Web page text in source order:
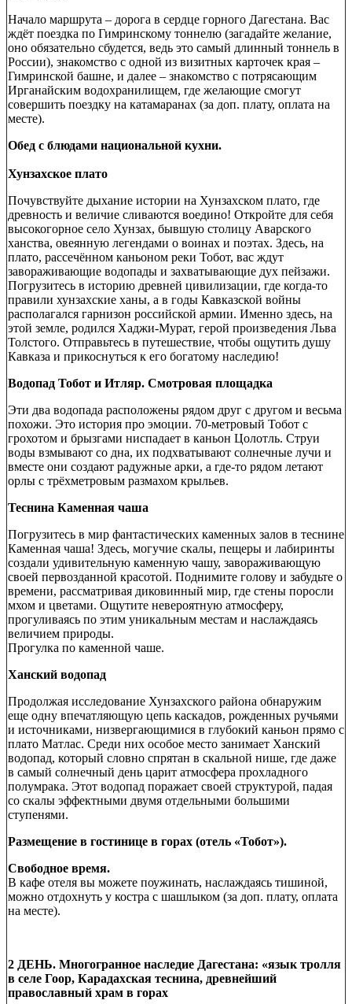
Начало маршрута – дорога в сердце горного Дагестана. Вас
ждёт поездка по Гимринскому тоннелю (загадайте желание,
оно обязательно сбудется, ведь это самый длинный тоннель в
России), знакомство с одной из визитных карточек края –
Гимринской башне, и далее – знакомство с потрясающим
Ирганайским водохранилищем, где желающие смогут
совершить поездку на катамаранах (за доп. плату, оплата на
месте).
Обед с блюдами национальной кухни.
Хунзахское плато
Почувствуйте дыхание истории на Хунзахском плато, где
древность и величие сливаются воедино! Откройте для себя
высокогорное село Хунзах, бывшую столицу Аварского
ханства, овеянную легендами о воинах и поэтах. Здесь, на
плато, рассечённом каньоном реки Тобот, вас ждут
завораживающие водопады и захватывающие дух пейзажи.
Погрузитесь в историю древней цивилизации, где когда-то
правили хунзахские ханы, а в годы Кавказской войны
располагался гарнизон российской армии. Именно здесь, на
этой земле, родился Хаджи-Мурат, герой произведения Льва
Толстого. Отправьтесь в путешествие, чтобы ощутить душу
Кавказа и прикоснуться к его богатому наследию!
Водопад Тобот и Итляр. Смотровая площадка
Эти два водопада расположены рядом друг с другом и весьма
похожи. Это история про эмоции. 70-метровый Тобот с
грохотом и брызгами ниспадает в каньон Цолотль. Струи
воды взмывают со дна, их подхватывают солнечные лучи и
вместе они создают радужные арки, а где-то рядом летают
орлы с трёхметровым размахом крыльев.
Теснина Каменная чаша
Погрузитесь в мир фантастических каменных залов в теснине
Каменная чаша! Здесь, могучие скалы, пещеры и лабиринты
создали удивительную каменную чашу, завораживающую
своей первозданной красотой. Поднимите голову и забудьте о
времени, рассматривая диковинный мир, где стены поросли
мхом и цветами. Ощутите невероятную атмосферу,
прогуливаясь по этим уникальным местам и наслаждаясь
величием природы.
Прогулка по каменной чаше.
Ханский водопад
Продолжая исследование Хунзахского района обнаружим
еще одну впечатляющую цепь каскадов, рожденных ручьями
и источниками, низвергающимися в глубокий каньон прямо с
плато Матлас. Среди них особое место занимает Ханский
водопад, который словно спрятан в скальной нише, где даже
в самый солнечный день царит атмосфера прохладного
полумрака. Этот водопад поражает своей структурой, падая
со скалы эффектными двумя отдельными большими
ступенями.
Размещение в гостинице в горах (отель «Тобот»).
Свободное время.
В кафе отеля вы можете поужинать, наслаждаясь тишиной,
можно отдохнуть у костра с шашлыком (за доп. плату, оплата
на месте).
2 ДЕНЬ. Многогранное наследие Дагестана: «язык тролля
в селе Гоор, Карадахская теснина, древнейший
православный храм в горах